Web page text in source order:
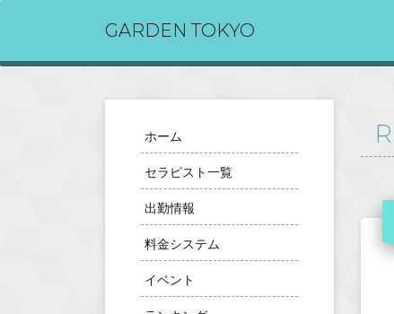
GARDEN TOKYO
ホーム
セラピスト一覧
出勤情報
料金システム
イベント